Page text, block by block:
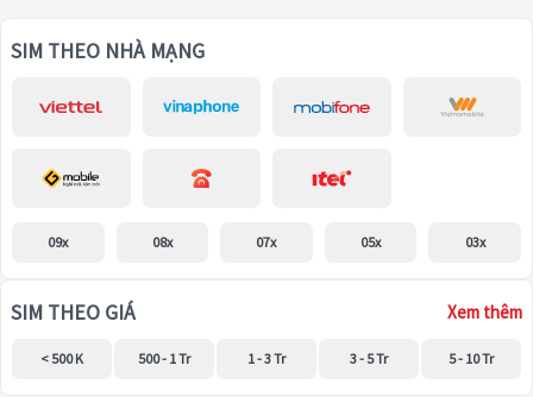
SIM THEO NHÀ MẠNG
09x 08x 07x 05x 03x
SIM THEO GIÁ Xem thêm
< 500 K 500 - 1 Tr 1 - 3 Tr 3 - 5 Tr 5 - 10 Tr